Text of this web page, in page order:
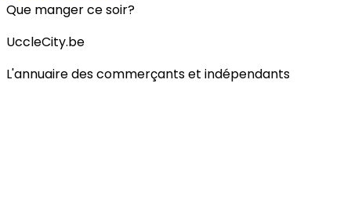
Que manger ce soir?
UccleCity.be
L'annuaire des commerçants et indépendants